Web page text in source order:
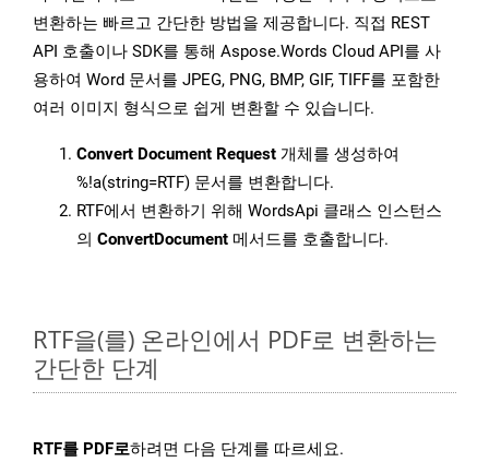
변환하는 빠르고 간단한 방법을 제공합니다. 직접 REST
API 호출이나 SDK를 통해 Aspose.Words Cloud API를 사
용하여 Word 문서를 JPEG, PNG, BMP, GIF, TIFF를 포함한
여러 이미지 형식으로 쉽게 변환할 수 있습니다.
Convert Document Request 개체를 생성하여
%!a(string=RTF) 문서를 변환합니다.
RTF에서 변환하기 위해 WordsApi 클래스 인스턴스
의 ConvertDocument 메서드를 호출합니다.
RTF을(를) 온라인에서 PDF로 변환하는
간단한 단계
RTF를 PDF로하려면 다음 단계를 따르세요.